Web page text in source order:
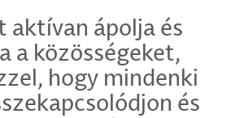
aktívan ápolja és
a közösségeket,
hogy mindenki
és